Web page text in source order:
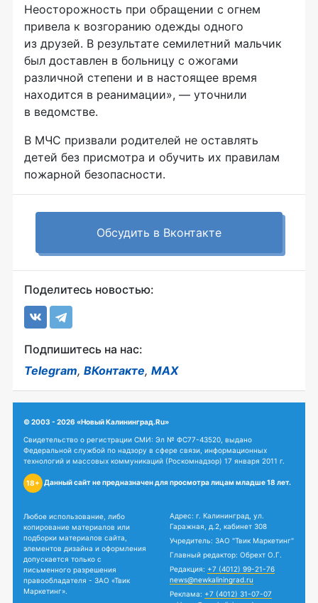
Неосторожность при обращении с огнем
привела к возгоранию одежды одного
из друзей. В результате семилетний мальчик
был доставлен в больницу с ожогами
различной степени и в настоящее время
находится в реанимации», — уточнили
в ведомстве.
В МЧС призвали родителей не оставлять
детей без присмотра и обучить их правилам
пожарной безопасности.
Обсудить в Вконтакте
Поделитесь новостью:
Подпишитесь на нас:
Telegram, ВКонтакте, MAX
© 2003 - 2026 «Новый Калининград.Ru»
Свидетельство о регистрации СМИ: Эл № ФС77-43520, выдано
Федеральной службой по надзору в сфере связи, информационных
технологий и массовых коммуникаций (Роскомнадзор) 17 января 2011 г.
18+ Данный сайт не предназначен для просмотра лицам младше 18 лет.
Любое использование, либо
копирование материалов или
подборки материалов сайта,
элементов дизайна и оформления
допускается только с
письменного разрешения
правообладателя - ЗАО «Твик
Маркетинг».
Адрес: г. Калининград, ул.
Гаражная, д.2, кабинет 308
Учредитель: ЗАО "Твик Маркетинг"
Главный редактор: Обрехт О.Г.
Редакция: +7 (4012) 99-21-76
news@newkaliningrad.ru
Реклама: +7 (4012) 31-07-07